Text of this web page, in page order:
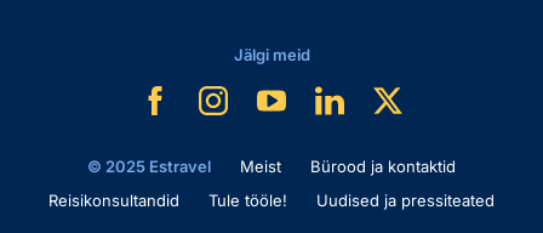
© 2025 Estravel Meist
Bürood ja kontaktid
Reisikonsultandid
Tule tööle! Uudised ja pressiteated
Jälgi meid